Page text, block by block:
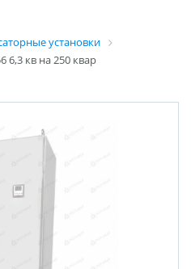
установки
6,3 кв на 250 квар